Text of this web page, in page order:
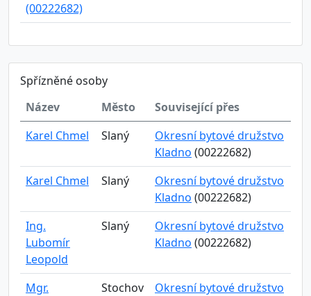
(00222682)
Spřízněné osoby
Název
Město
Související přes
Karel Chmel
Slaný
Okresní bytové družstvo
Kladno (00222682)
Karel Chmel
Slaný
Okresní bytové družstvo
Kladno (00222682)
Ing.
Lubomír
Leopold
Slaný
Okresní bytové družstvo
Kladno (00222682)
Mgr.
Stochov
Okresní bytové družstvo